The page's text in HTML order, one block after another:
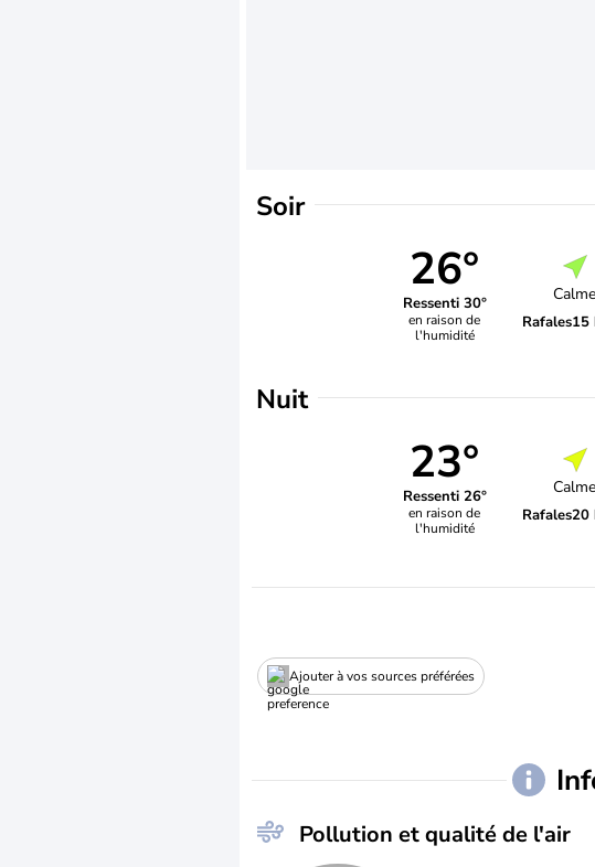
Soir
26°
Ressenti 30°
en raison de
l'humidité
Calme
Rafales15
Nuit
23°
Ressenti 26°
en raison de
l'humidité
Calme
Rafales20
Ajouter à vos sources préférées
Pollution et qualité de l'air